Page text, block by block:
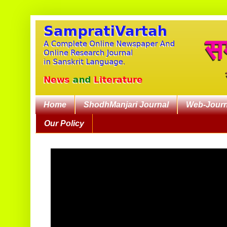
Home ShodhManjari Journal Web-
Our Policy